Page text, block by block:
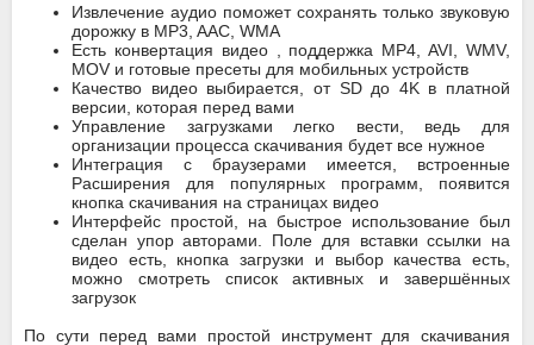
Извлечение аудио поможет сохранять только звуковую
дорожку в MP3, AAC, WMA
Есть конвертация видео , поддержка MP4, AVI, WMV,
MOV и готовые пресеты для мобильных устройств
Качество видео выбирается, от SD до 4K в платной
версии, которая перед вами
Управление загрузками легко вести, ведь для
организации процесса скачивания будет все нужное
Интеграция с браузерами имеется, встроенные
Расширения для популярных программ, появится
кнопка скачивания на страницах видео
Интерфейс простой, на быстрое использование был
сделан упор авторами. Поле для вставки ссылки на
видео есть, кнопка загрузки и выбор качества есть,
можно смотреть список активных и завершённых
загрузок
По сути перед вами простой инструмент для скачивания